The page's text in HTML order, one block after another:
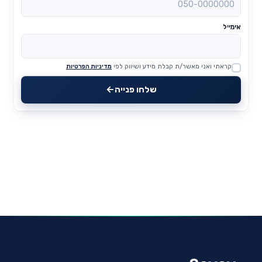
אימייל
Website
קראתי ואני מאשר/ת קבלת מידע ושיווק לפי מדיניות הפרטיות
שלחו פנייה